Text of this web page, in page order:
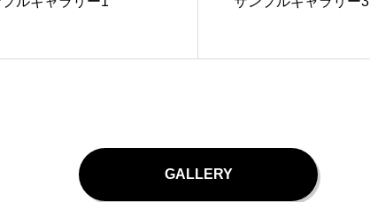
GALLERY